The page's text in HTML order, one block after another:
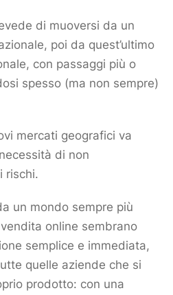
di muoversi da un
poi da quest’ultimo
con passaggi più o
spesso (ma non sempre)
mercati geografici va
di non
rischi.
un mondo sempre più
online sembrano
semplice e immediata,
quelle aziende che si
prodotto: con una